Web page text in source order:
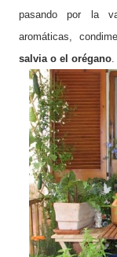
pasando por la
aromáticas,
salvia o el orégano.